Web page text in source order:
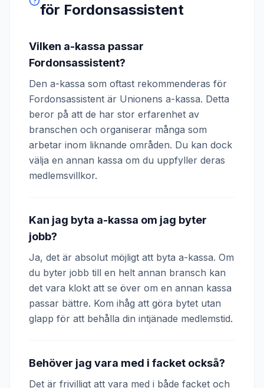
för Fordonsassistent
Vilken a-kassa passar
Fordonsassistent?
Den a-kassa som oftast rekommenderas för
Fordonsassistent är Unionens a-kassa. Detta
beror på att de har stor erfarenhet av
branschen och organiserar många som
arbetar inom liknande områden. Du kan dock
välja en annan kassa om du uppfyller deras
medlemsvillkor.
Kan jag byta a-kassa om jag byter
jobb?
Ja, det är absolut möjligt att byta a-kassa. Om
du byter jobb till en helt annan bransch kan
det vara klokt att se över om en annan kassa
passar bättre. Kom ihåg att göra bytet utan
glapp för att behålla din intjänade medlemstid.
Behöver jag vara med i facket också?
Det är frivilligt att vara med i både facket och